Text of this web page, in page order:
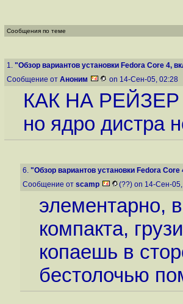
Сообщения по теме
1. "Обзор вариантов установки Fedora Core 4,
Сообщение от Аноним on 14-Сен-05, 02:28
КАК НА РЕЙЗЕР
но ядро дистра
6. "Обзор вариантов установки Fedora
Сообщение от scamp (??) on 14-Сен-
элементарно,
компакта,
копаешь в
бестолочью